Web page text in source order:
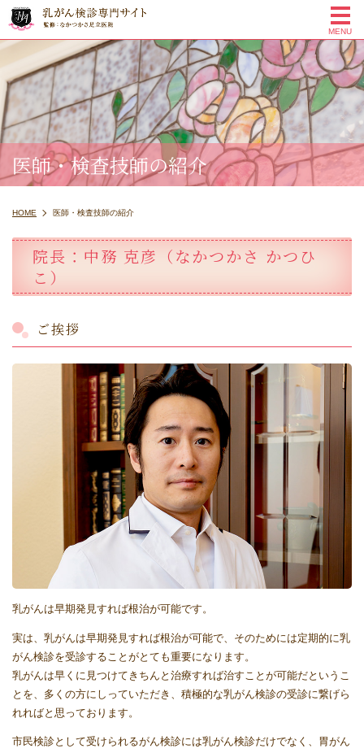
MENU
医師・検査技師の紹介
HOME 医師・検査技師の紹介
院長：中務 克彦（なかつかさ かつひ
こ）
ご挨拶
乳がんは早期発見すれば根治が可能です。
実は、乳がんは早期発見すれば根治が可能で、そのためには定期的に乳
がん検診を受診することがとても重要になります。
乳がんは早くに見つけてきちんと治療すれば治すことが可能だというこ
とを、多くの方にしっていただき、積極的な乳がん検診の受診に繋げら
れればと思っております。
市民検診として受けられるがん検診には乳がん検診だけでなく、胃がん